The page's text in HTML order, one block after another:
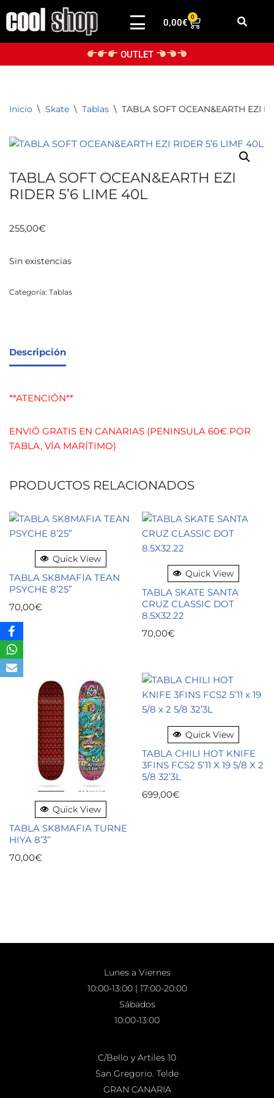
Saltar
0,00€
0
OUTLET
Inicio \ Skate \ Tablas \ TABLA SOFT OCEAN&EARTH EZI
TABLA SOFT OCEAN&EARTH EZI
RIDER 5’6 LIME 40L
255,00€
Sin existencias
Categoría: Tablas
Descripción
**ATENCIÓN**
ENVIÓ GRATIS EN CANARIAS (PENINSULA 60€ POR
TABLA, VÍA MARÍTIMO)
PRODUCTOS RELACIONADOS
Quick View
TABLA SK8MAFIA TEAN
PSYCHE 8’25”
70,00€
Quick View
TABLA SKATE SANTA
CRUZ CLASSIC DOT
8.5X32.22
70,00€
Quick View
TABLA SK8MAFIA TURNE
HIYA 8’3”
70,00€
Quick View
TABLA CHILI HOT KNIFE
3FINS FCS2 5’11 X 19 5/8 X 2
5/8 32’3L
699,00€
Lunes a Viernes
10:00-13:00 | 17:00-20:00
Sábados
10:00-13:00
C/Bello y Artiles 10
San Gregorio. Telde
GRAN CANARIA